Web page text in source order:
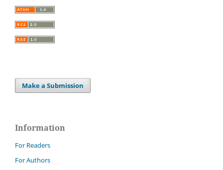
Make a Submission
Information
For Readers
For Authors